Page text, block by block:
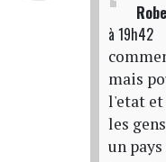
à 19h42
mais
l'etat et
les
un